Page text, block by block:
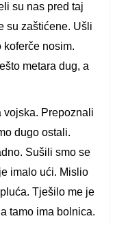
su nas pred taj
su zaštićene. Ušli
koferče nosim.
metara dug, a
vojska. Prepoznali
dugo ostali.
Sušili smo se
imalo ući. Mislio
Tješilo me je
tamo ima bolnica.